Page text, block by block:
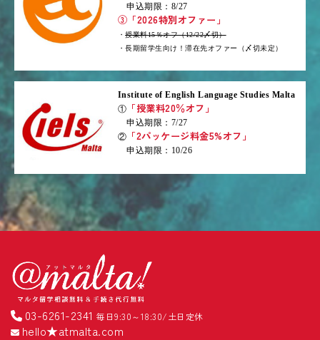
申込期限：8/27
③「2026特別オファー」
・授業料15％オフ（12/22〆切）
・長期留学生向け！滞在先オファー（〆切未定）
Institute of English Language Studies Malta
① 「授業料20％オフ」
申込期限：7/27
② 「2パッケージ料金5%オフ」
申込期限：10/26
03-6261-2341 毎日9:30～18:30/土日定休
hello★atmalta.com